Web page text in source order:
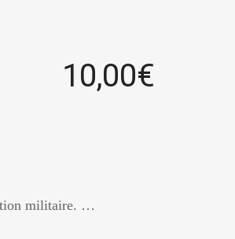
10,00€
militaire. …